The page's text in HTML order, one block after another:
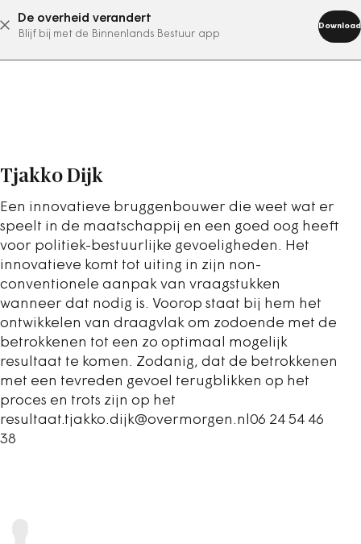
De overheid verandert
Blijf bij met de Binnenlands Bestuur app
Download
abonneer nu
Tjakko Dijk
Een innovatieve bruggenbouwer die weet wat er
speelt in de maatschappij en een goed oog heeft
voor politiek-bestuurlijke gevoeligheden. Het
innovatieve komt tot uiting in zijn non-
conventionele aanpak van vraagstukken
wanneer dat nodig is. Voorop staat bij hem het
ontwikkelen van draagvlak om zodoende met de
betrokkenen tot een zo optimaal mogelijk
resultaat te komen. Zodanig, dat de betrokkenen
met een tevreden gevoel terugblikken op het
proces en trots zijn op het
resultaat.tjakko.dijk@overmorgen.nl06 24 54 46
38